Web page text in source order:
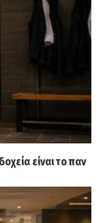
είναι το παν